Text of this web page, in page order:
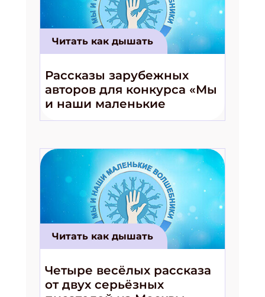
Читать как дышать
Рассказы зарубежных
авторов для конкурса «Мы
и наши маленькие
волшебники!»
Читать как дышать
Четыре весёлых рассказа
от двух серьёзных
Подпишись на рассылку
Получи электронный "Классный журнал" в
подарок!
Укажите имя
ПОДПИСАТЬСЯ